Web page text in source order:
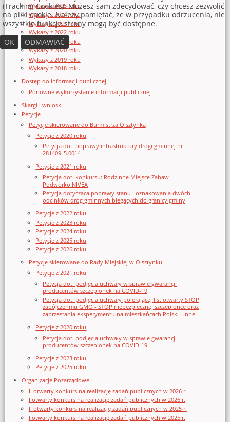
Wykazy z 2025 roku
Wykazy z 2024 roku
Wykazy z 2023 roku
Wykazy z 2022 roku
Wykazy z 2021 roku
Wykazy z 2020 roku
Wykazy z 2019 roku
Wykazy z 2018 roku
Dostęp do informacji publicznej
Ponowne wykorzystanie informacji publicznej
Skargi i wnioski
Petycje
Petycje skierowane do Burmistrza Olsztynka
Petycje z 2020 roku
Petycja dot. poprawy infrastruktury drogi gminnej nr
281409_5.0014
Petycje z 2021 roku
Petycja dot. konkursu: Rodzinne Miejsce Zabaw -
Podwórko NIVEA
Petycja dotycząca poprawy stanu i oznakowania dwóch
odcinków dróg gminnych biegących do granicy gminy
Petycje z 2022 roku
Petycje z 2023 roku
Petycje z 2024 roku
Petycje z 2025 roku
Petycje z 2026 roku
Petycje skierowane do Rady Miejskiej w Olsztynku
Petycje z 2021 roku
Petycja dot. podjęcia uchwały w sprawie gwarancji
producentów szczepionek na COVID-19
Petycja dot. podjęcia uchwały poierającej list otwarty STOP
zabójczenmu GMO - STOP niebezpiecznej szczepionce oraz
zaprzestania eksperymentu na mieszkańcach Polski i inne
Petycje z 2020 roku
Petycja dot. podjęcia uchwały w sprawie gwarancji
producentów szczepionek na COVID-19
Petycje z 2023 roku
Petycje z 2025 roku
Organizacje Pozarządowe
II otwarty konkurs na realizację zadań publicznych w 2026 r.
I otwarty konkurs na realizację zadań publicznych w 2026 r.
II otwarty konkurs na realizację zadań publicznych w 2025 r.
I otwarty konkurs na realizację zadań publicznych w 2025 r.
(Tracking Cookies). Możesz sam zdecydować, czy chcesz zezwolić
na pliki cookie. Należy pamiętać, że w przypadku odrzucenia, nie
wszystkie funkcje strony mogą być dostępne.
OK
ODMAWIAĆ